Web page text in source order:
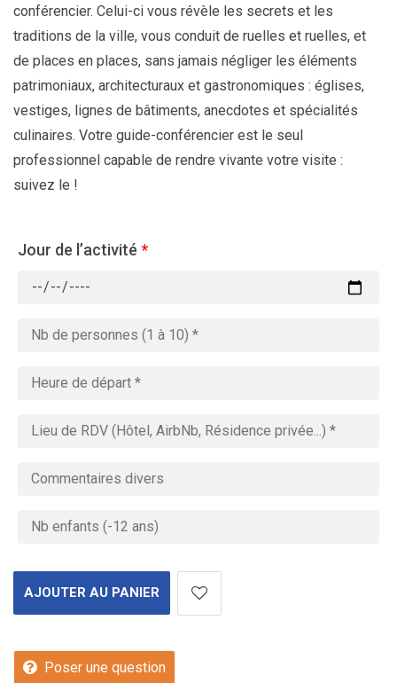
conférencier. Celui-ci vous révèle les secrets et les
traditions de la ville, vous conduit de ruelles et ruelles, et
de places en places, sans jamais négliger les éléments
patrimoniaux, architecturaux et gastronomiques : églises,
vestiges, lignes de bâtiments, anecdotes et spécialités
culinaires. Votre guide-conférencier est le seul
professionnel capable de rendre vivante votre visite :
suivez le !
Jour de l’activité *
AJOUTER AU PANIER
Poser une question